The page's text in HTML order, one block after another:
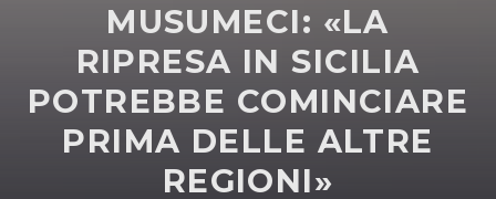
MUSUMECI: «LA
RIPRESA IN SICILIA
POTREBBE COMINCIARE
PRIMA DELLE ALTRE
REGIONI»